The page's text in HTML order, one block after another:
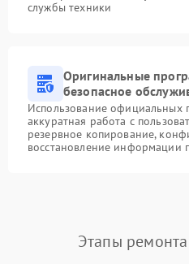
службы техники
Оригинальные
безопасное
Использование официальных
аккуратная работа с
резервное копирование,
восстановление информации
Этапы